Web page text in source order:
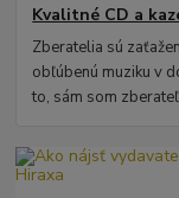
Kvalitné CD a
Zberatelia sú
obľúbenú muziku v
to, sám som